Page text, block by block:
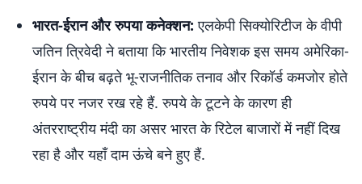
भारत-ईरान और रुपया कनेक्शन:एलकेपी सिक्योरिटीज के वीपी
जतिन त्रिवेदी ने बताया कि भारतीय निवेशक इस समय अमेरिका-
ईरान के बीच बढ़ते भू-राजनीतिक तनाव और रिकॉर्ड कमजोर होते
रुपये पर नजर रख रहे हैं. रुपये के टूटने के कारण ही
अंतरराष्ट्रीय मंदी का असर भारत के रिटेल बाजारों में नहीं दिख
रहा है और यहाँ दाम ऊंचे बने हुए हैं.